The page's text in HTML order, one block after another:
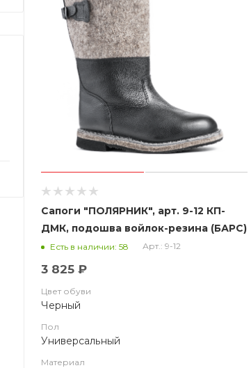
Сапоги "ПОЛЯРНИК", арт. 9-12 КП-
ДМК, подошва войлок-резина (БАРС)
Есть в наличии: 58 Арт.: 9-12
3 825 ₽
Цвет обуви
Черный
Пол
Универсальный
Материал